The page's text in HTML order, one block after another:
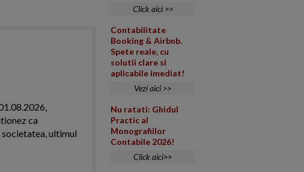
ca
ultimul
Click aici >>
Contabilitate
Booking & Airbnb.
Spete reale, cu
solutii clare si
aplicabile imediat!
Vezi aici >>
Nu ratati: Ghidul
Practic al
Monografiilor
Contabile 2026!
Click aici>>